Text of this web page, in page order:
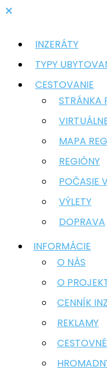
INZERÁTY
TYPY
CESTOVANIE
STRÁNKA
MAPA
REGIÓNY
POČASIE
VÝLETY
DOPRAVA
INFORMÁCIE
O NÁS
O
CENNÍK
REKLAMY